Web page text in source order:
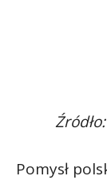
Pomysł